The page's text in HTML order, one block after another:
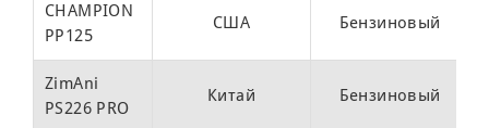
CHAMPION
PP125
США Бензиновый
ZimAni
PS226 PRO
Китай Бензиновый